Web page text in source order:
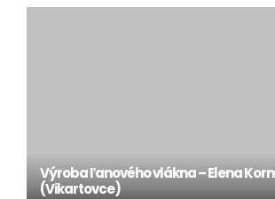
Výroba ľanového vlákna – Elena
(Vikartovce)